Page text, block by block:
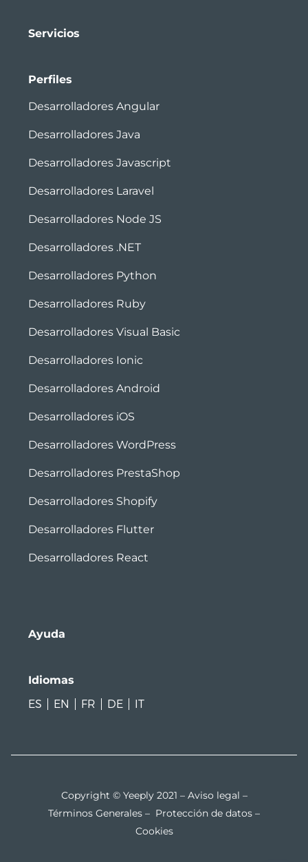
Servicios
Perfiles
Desarrolladores Angular
Desarrolladores Java
Desarrolladores Javascript
Desarrolladores Laravel
Desarrolladores Node JS
Desarrolladores .NET
Desarrolladores Python
Desarrolladores Ruby
Desarrolladores Visual Basic
Desarrolladores Ionic
Desarrolladores Android
Desarrolladores iOS
Desarrolladores WordPress
Desarrolladores PrestaShop
Desarrolladores Shopify
Desarrolladores Flutter
Desarrolladores React
Ayuda
Idiomas
ES
EN FR DE IT
Copyright © Yeeply 2021 – Aviso legal –
Términos Generales – Protección de datos –
Cookies